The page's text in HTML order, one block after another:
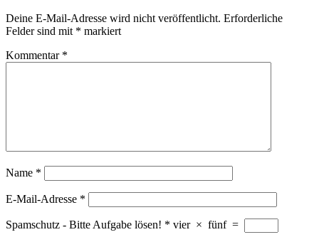
Deine E-Mail-Adresse wird nicht veröffentlicht. Erforderliche
Felder sind mit * markiert
Kommentar *
Name *
E-Mail-Adresse *
Spamschutz - Bitte Aufgabe lösen! * vier × fünf =